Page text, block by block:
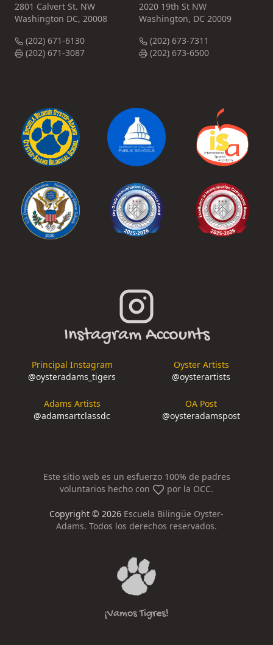
2801 Calvert St. NW
Washington DC, 20008
(202) 671-6130
(202) 671-3087
2020 19th St NW
Washington, DC 20009
(202) 673-7311
(202) 673-6500
Instagram Accounts
Principal Instagram
@oysteradams_tigers
Oyster Artists
@oysterartists
Adams Artists
@adamsartclassdc
OA Post
@oysteradamspost
Este sitio web es un esfuerzo 100% de padres
voluntarios hecho con
por la OCC.
Copyright © 2026 Escuela Bilingüe Oyster-
Adams. Todos los derechos reservados.
¡Vamos Tigres!